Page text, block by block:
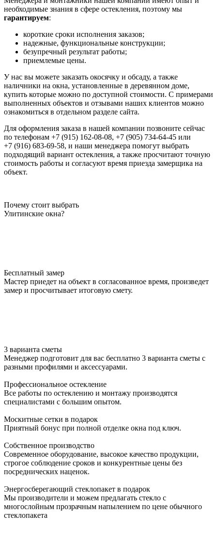
необходимые знания в сфере остекления, поэтому мы
гарантируем:
короткие сроки исполнения заказов;
надежные, функциональные конструкции;
безупречный результат работы;
приемлемые цены.
У нас вы можете заказать окосячку и обсаду, а также
наличники на окна, установленные в деревянном доме,
купить которые можно по доступной стоимости. С примерами
выполненных объектов и отзывами наших клиентов можно
ознакомиться в отдельном разделе сайта.
Для оформления заказа в нашей компании позвоните сейчас
по телефонам +7 (915) 162-08-08, +7 (905) 734-64-45 или
+7 (916) 683-69-58, и наши менеджера помогут выбрать
подходящий вариант остекления, а также просчитают точную
стоимость работы и согласуют время приезда замерщика на
объект.
Почему стоит выбрать
Улитинские окна?
Бесплатный замер
Мастер приедет на объект в согласованное время, произведет
замер и просчитывает итоговую смету.
3 варианта сметы
Менеджер подготовит для вас бесплатно 3 варианта сметы с
разными профилями и аксессуарами.
Профессиональное остекление
Все работы по остеклению и монтажу производятся
специалистами с большим опытом.
Москитные сетки в подарок
Приятный бонус при полной отделке окна под ключ.
Собственное производство
Современное оборудование, высокое качество продукции,
строгое соблюдение сроков и конкурентные цены без
посреднических наценок.
Энергосберегающий стеклопакет в подарок
Мы производители и можем предлагать стекло с
многослойным прозрачным напылением по цене обычного
стеклопакета